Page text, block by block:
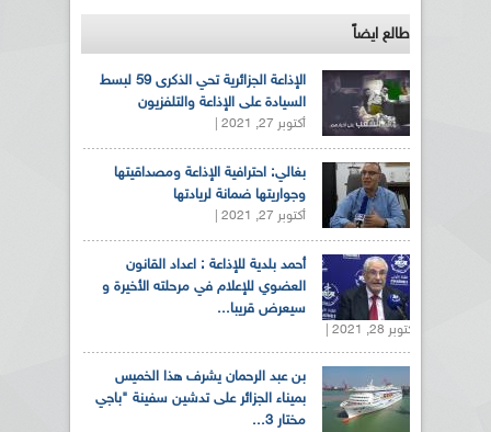
طالع ايضاً
الإذاعة الجزائرية تحي الذكرى 59 لبسط
السيادة على الإذاعة والتلفزيون
أكتوبر 27, 2021 |
بغالي: احترافية الإذاعة ومصداقيتها
وجواريتها ضمانة لريادتها
أكتوبر 27, 2021 |
أحمد بلدية للإذاعة : اعداد القانون
العضوي للإعلام في مرحلته الأخيرة و
سيعرض قريبا...
أكتوبر 28, 2021 |
بن عبد الرحمان يشرف هذا الخميس
بميناء الجزائر على تدشين سفينة "باجي
مختار 3...